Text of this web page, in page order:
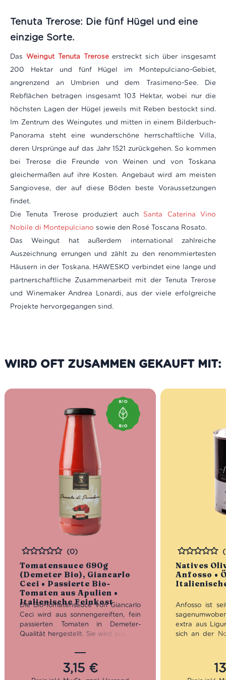
Tenuta Trerose: Die fünf Hügel und eine
einzige Sorte.
Das Weingut Tenuta Trerose erstreckt sich über insgesamt
200 Hektar und fünf Hügel im Montepulciano-Gebiet,
angrenzend an Umbrien und dem Trasimeno-See. Die
Rebflächen betragen insgesamt 103 Hektar, wobei nur die
höchsten Lagen der Hügel jeweils mit Reben bestockt sind.
Im Zentrum des Weingutes und mitten in einem Bilderbuch-
Panorama steht eine wunderschöne herrschaftliche Villa,
deren Ursprünge auf das Jahr 1521 zurückgehen. So kommen
bei Trerose die Freunde von Weinen und von Toskana
gleichermaßen auf ihre Kosten. Angebaut wird am meisten
Sangiovese, der auf diese Böden beste Voraussetzungen
findet.
Die Tenuta Trerose produziert auch Santa Caterina Vino
Nobile di Montepulciano sowie den Rosé Toscana Rosato.
Das Weingut hat außerdem international zahlreiche
Auszeichnung errungen und zählt zu den renommiertesten
Häusern in der Toskana. HAWESKO verbindet eine lange und
partnerschaftliche Zusammenarbeit mit der Tenuta Trerose
und Winemaker Andrea Lonardi, aus der viele erfolgreiche
Projekte hervorgegangen sind.
WIRD OFT ZUSAMMEN GEKAUFT MIT:
Tomatensauce 690g
(Demeter Bio), Giancarlo
Ceci • Passierte Bio-
Tomaten aus Apulien •
Italienische Feinkost
Bewertet
(0)
Die Bio-Tomatensauce von Giancarlo
Ceci wird aus sonnengereiften, fein
passierten Tomaten in Demeter-
Qualität hergestellt. Sie wird aus den
apulischen Landwirtschaft
hergestellt. Die original italienische
Sauce eignet sich ideal als Grundlage
3,15 €
Natives
Anfosso •
Bewertet
Anfosso ist
extra aus
sich an der
geschmückt